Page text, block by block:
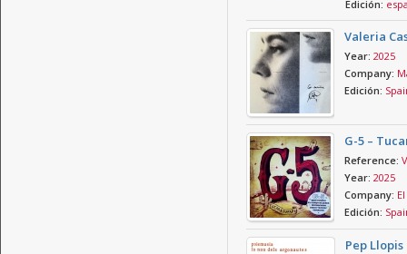
Edición:
Valeria
Year: 2025
Company:
Edición:
G-5 –
Reference:
Year: 2025
Company:
Edición:
Pep